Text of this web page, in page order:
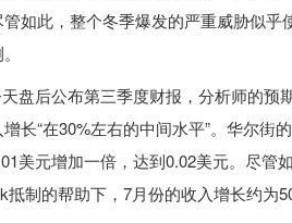
如此，整个冬季爆发的严重威胁似
盘后公布第三季度财报，分析师的
长“在30%左右的中间水平”。华尔街
美元增加一倍，达到0.02美元。尽管
制的帮助下，7月份的收入增长约为